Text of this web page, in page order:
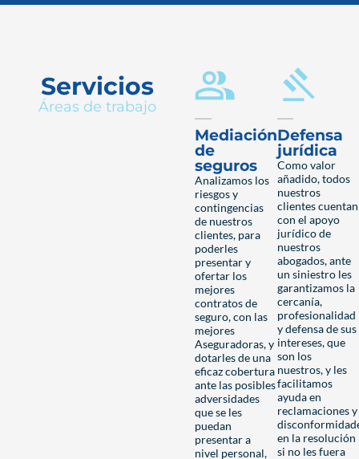
Servicios
Áreas de trabajo
Mediación
de
seguros
Analizamos los
riesgos y
contingencias
de nuestros
clientes, para
poderles
presentar y
ofertar los
mejores
contratos de
seguro, con las
mejores
Aseguradoras, y
dotarles de una
eficaz cobertura
ante las posibles
adversidades
que se les
puedan
presentar a
nivel personal,
Defensa
jurídica
Como valor
añadido, todos
nuestros
clientes cuentan
con el apoyo
jurídico de
nuestros
abogados, ante
un siniestro les
garantizamos la
cercanía,
profesionalidad
y defensa de sus
intereses, que
son los
nuestros, y les
facilitamos
ayuda en
reclamaciones y
en la resolución
si no les fuera